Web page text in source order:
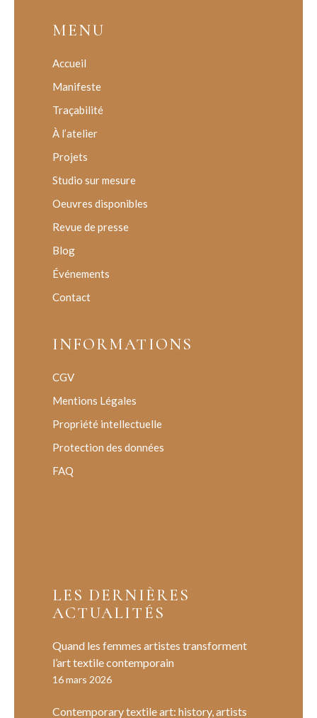
MENU
Accueil
Manifeste
Traçabilité
À l’atelier
Projets
Studio sur mesure
Oeuvres disponibles
Revue de presse
Blog
Événements
Contact
INFORMATIONS
CGV
Mentions Légales
Propriété intellectuelle
Protection des données
FAQ
LES DERNIÈRES
ACTUALITÉS
Quand les femmes artistes transforment
l’art textile contemporain
16 mars 2026
Contemporary textile art: history, artists